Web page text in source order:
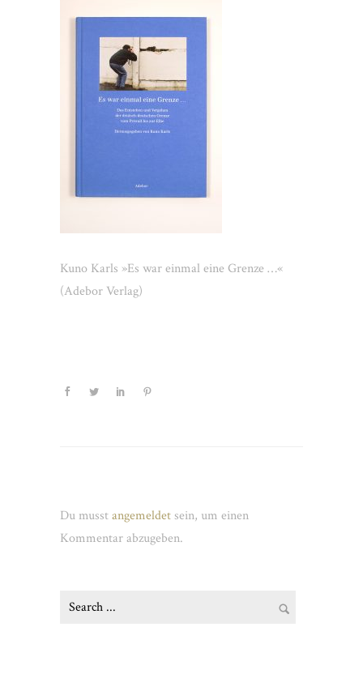
Kuno Karls »Es war einmal eine Grenze …«
(Adebor Verlag)
Du musstangemeldet sein, um einen
Kommentar abzugeben.